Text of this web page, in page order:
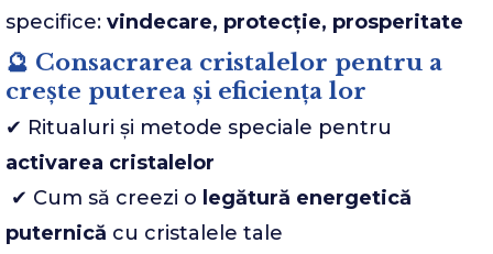
specifice: vindecare, protecție, prosperitate
🔮 Consacrarea cristalelor pentru a
crește puterea și eficiența lor
✔ Ritualuri și metode speciale pentru
activarea cristalelor
✔ Cum să creezi o legătură energetică
puternică cu cristalele tale